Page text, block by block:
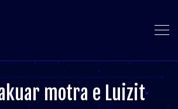
motra e Luizit